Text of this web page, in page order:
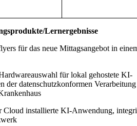
Lernergebnisse
für das neue Mittagsangebot in
für lokal gehostete KI-
der datenschutzkonformen
Cloud installierte KI-Anwendung,